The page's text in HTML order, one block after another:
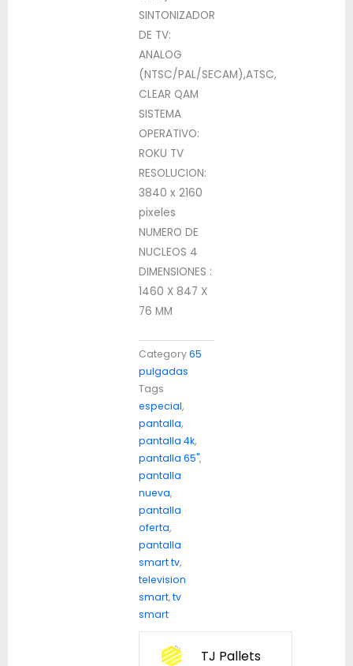
SINTONIZADOR
DE TV:
ANALOG
(NTSC/PAL/SECAM),ATSC,
CLEAR QAM
SISTEMA
OPERATIVO:
ROKU TV
RESOLUCION:
3840 x 2160
pixeles
NUMERO DE
NUCLEOS 4
DIMENSIONES :
1460 X 847 X
76 MM
Category65
pulgadas
Tags
especial,
pantalla,
pantalla 4k,
pantalla 65",
pantalla
nueva,
pantalla
oferta,
pantalla
smart tv,
television
smart,tv
smart
TJ Pallets